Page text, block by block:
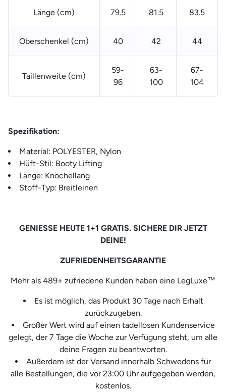
Länge (cm) 79.5 81.5 83.5
Oberschenkel (cm) 40 42 44
Taillenweite (cm)
59-
96
63-
100
67-
104
Spezifikation:
Material: POLYESTER, Nylon
Hüft-Stil: Booty Lifting
Länge: Knöchellang
Stoff-Typ: Breitleinen
GENIESSE HEUTE 1+1 GRATIS. SICHERE DIR JETZT
DEINE!
ZUFRIEDENHEITSGARANTIE
Mehr als 489+ zufriedene Kunden haben eine LegLuxe™
Es ist möglich, das Produkt 30 Tage nach Erhalt
zurückzugeben.
Großer Wert wird auf einen tadellosen Kundenservice
gelegt, der 7 Tage die Woche zur Verfügung steht, um alle
deine Fragen zu beantworten.
Außerdem ist der Versand innerhalb Schwedens für
alle Bestellungen, die vor 23:00 Uhr aufgegeben werden,
kostenlos.